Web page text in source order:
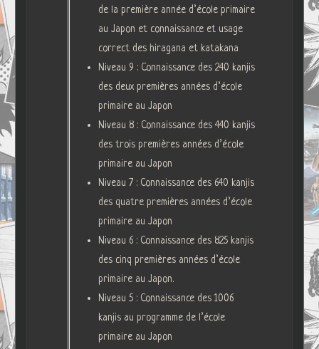
de la première année d’école primaire
au Japon et connaissance et usage
correct des hiragana et katakana
Niveau 9 : Connaissance des 240 kanjis
des deux premières années d’école
primaire au Japon
Niveau 8 : Connaissance des 440 kanjis
des trois premières années d’école
primaire au Japon
Niveau 7 : Connaissance des 640 kanjis
des quatre premières années d’école
primaire au Japon
Niveau 6 : Connaissance des 825 kanjis
des cinq premières années d’école
primaire au Japon.
Niveau 5 : Connaissance des 1006
kanjis au programme de l’école
primaire au Japon